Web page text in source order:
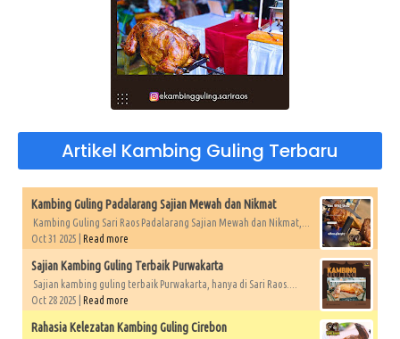
Artikel Kambing Guling Terbaru
Kambing Guling Padalarang Sajian Mewah dan Nikmat
Kambing Guling Sari Raos Padalarang Sajian Mewah dan Nikmat,...
Oct 31 2025 | Read more
Sajian Kambing Guling Terbaik Purwakarta
Sajian kambing guling terbaik Purwakarta, hanya di Sari Raos....
Oct 28 2025 | Read more
Rahasia Kelezatan Kambing Guling Cirebon